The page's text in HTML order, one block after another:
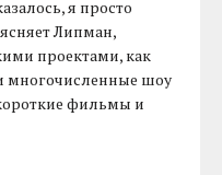
я просто
Липман,
проектами, как
многочисленные шоу
фильмы и